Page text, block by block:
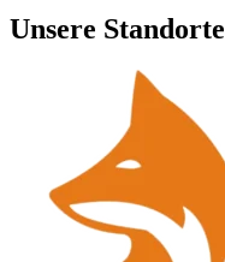
Unsere Standorte